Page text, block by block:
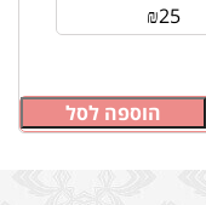
הוספה לסל
₪25